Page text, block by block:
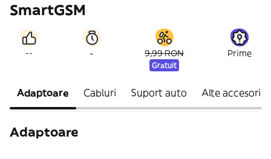
SmartGSM
-- - 9,99 RON
Gratuit
Prime
Adaptoare Cabluri Suport auto Alte accesorii
Adaptoare